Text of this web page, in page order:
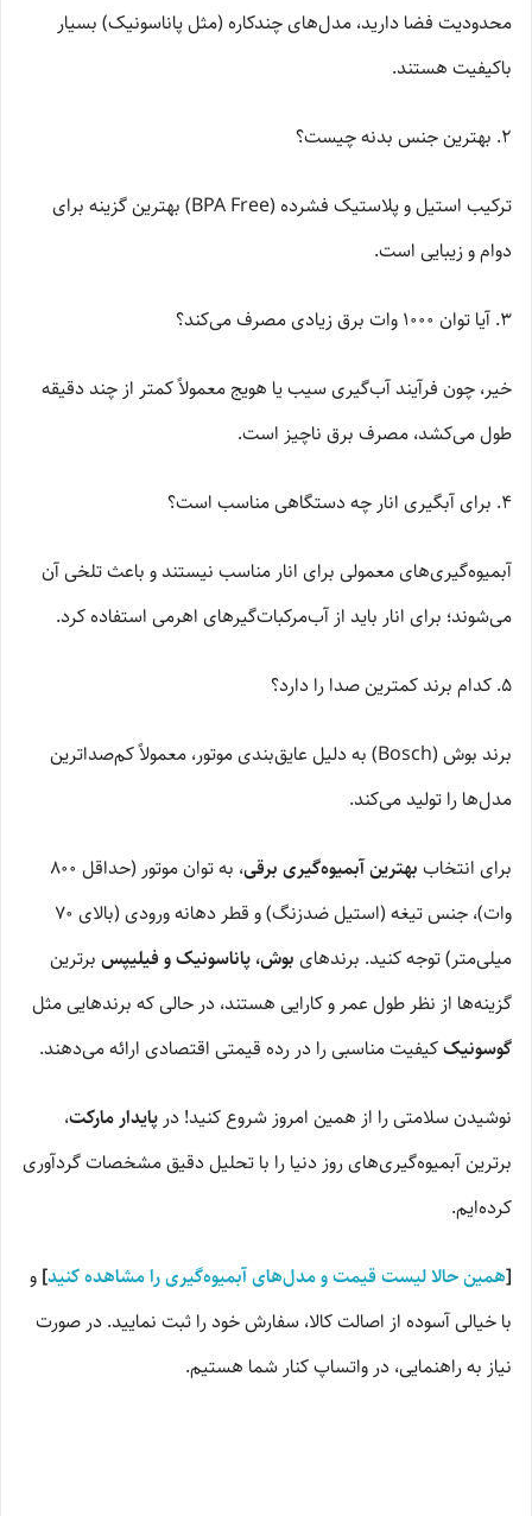
محدودیت فضا دارید، مدل‌های چندکاره (مثل پاناسونیک) بسیار
باکیفیت هستند.
۲. بهترین جنس بدنه چیست؟
ترکیب استیل و پلاستیک فشرده (BPA Free) بهترین گزینه برای
دوام و زیبایی است.
۳. آیا توان ۱۰۰۰ وات برق زیادی مصرف می‌کند؟
خیر، چون فرآیند آب‌گیری سیب یا هویج معمولاً کمتر از چند دقیقه
طول می‌کشد، مصرف برق ناچیز است.
۴. برای آبگیری انار چه دستگاهی مناسب است؟
آبمیوه‌گیری‌های معمولی برای انار مناسب نیستند و باعث تلخی آن
می‌شوند؛ برای انار باید از آب‌مرکبات‌گیرهای اهرمی استفاده کرد.
۵. کدام برند کمترین صدا را دارد؟
برند بوش (Bosch) به دلیل عایق‌بندی موتور، معمولاً کم‌صداترین
مدل‌ها را تولید می‌کند.
برای انتخاب بهترین آبمیوه‌گیری برقی
، به توان موتور (حداقل ۸۰۰
وات)، جنس تیغه (استیل ضدزنگ) و قطر دهانه ورودی (بالای ۷۰
میلی‌متر) توجه کنید. برندهای بوش، پاناسونیک و فیلیپس برترین
گزینه‌ها از نظر طول عمر و کارایی هستند، در حالی که برندهایی مثل
گوسونیککیفیت مناسبی را در رده قیمتی اقتصادی ارائه می‌دهند.
نوشیدن سلامتی را از همین امروز شروع کنید! در پایدار مارکت،
برترین آبمیوه‌گیری‌های روز دنیا را با تحلیل دقیق مشخصات گردآوری
کرده‌ایم.
[همین حالا لیست قیمت و مدل‌های آبمیوه‌گیری را مشاهده کنید] و
با خیالی آسوده از اصالت کالا، سفارش خود را ثبت نمایید. در صورت
نیاز به راهنمایی، در واتساپ کنار شما هستیم.